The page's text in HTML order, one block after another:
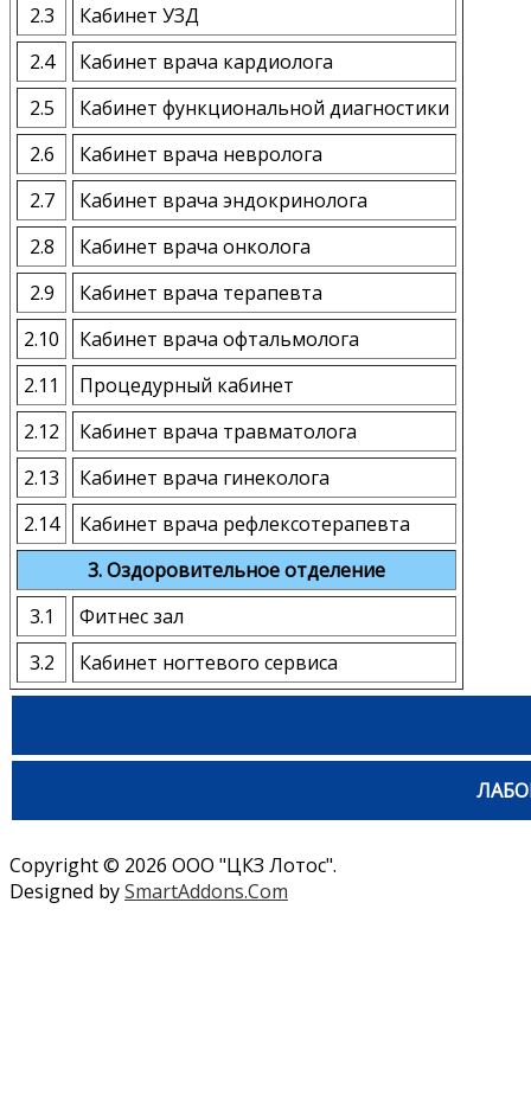
2.3
Кабинет УЗД
2.4
Кабинет врача кардиолога
2.5
Кабинет функциональной диагностики
2.6
Кабинет врача невролога
2.7
Кабинет врача эндокринолога
2.8
Кабинет врача онколога
2.9
Кабинет врача терапевта
2.10
Кабинет врача офтальмолога
2.11
Процедурный кабинет
2.12
Кабинет врача травматолога
2.13
Кабинет врача гинеколога
2.14
Кабинет врача рефлексотерапевта
3. Оздоровительное отделение
3.1
Фитнес зал
3.2
Кабинет ногтевого сервиса
Copyright © 2026 ООО "ЦКЗ Лотос".
Designed bySmartAddons.Com